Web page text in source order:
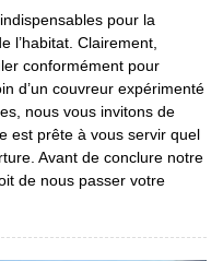
pour la
l’habitat. Clairement,
conformément pour
d’un couvreur expérimenté
nous vous invitons de
est prête à vous servir quel
Avant de conclure notre
de nous passer votre